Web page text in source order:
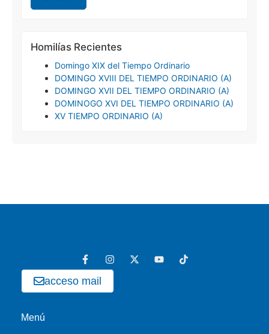
Homilías Recientes
Domingo XIX del Tiempo Ordinario
DOMINGO XVIII DEL TIEMPO ORDINARIO (A)
DOMINGO XVII DEL TIEMPO ORDINARIO (A)
DOMINOGO XVI DEL TIEMPO ORDINARIO (A)
XV TIEMPO ORDINARIO (A)
acceso mail
Menú